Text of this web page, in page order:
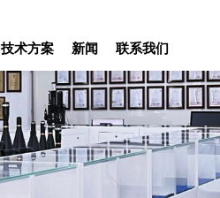
技术方案 新闻 联系我们